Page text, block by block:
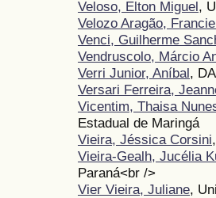
Veloso, Elton Miguel,
Velozo Aragão,
Venci, Guilherme
Vendruscolo, Márcio
Verri Junior, Aníbal,
Versari Ferreira,
Vicentim, Thaisa
Estadual de Maringá
Vieira, Jéssica Corsini
Vieira-Gealh, Jucélia
Paraná<br />
Vier Vieira, Juliane,